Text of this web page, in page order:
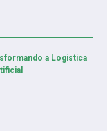
a Logística